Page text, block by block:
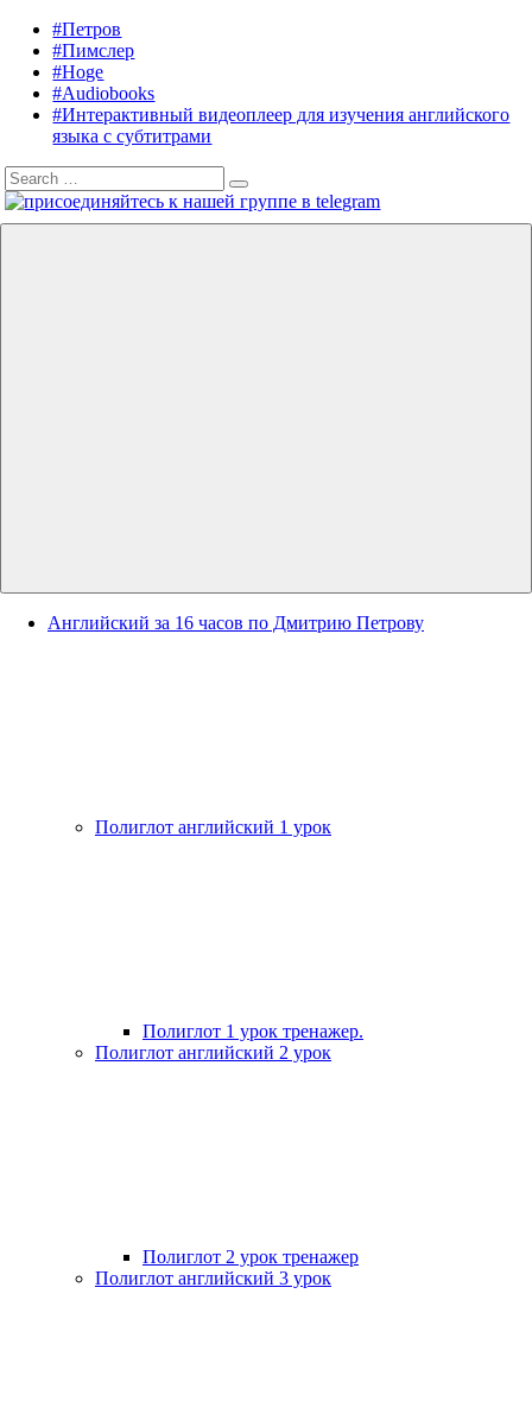
content
Listening
English
Audiobooks
English,
Petrov
English
#Петров
#Пимслер
#Hoge
#Audiobooks
#Интерактивный видеоплеер для изучения английского
языка с субтитрами
Search
for:
Search
Английский за 16 часов по Дмитрию Петрову
Полиглот английский 1 урок
Полиглот 1 урок тренажер.
Полиглот английский 2 урок
Полиглот 2 урок тренажер
Полиглот английский 3 урок